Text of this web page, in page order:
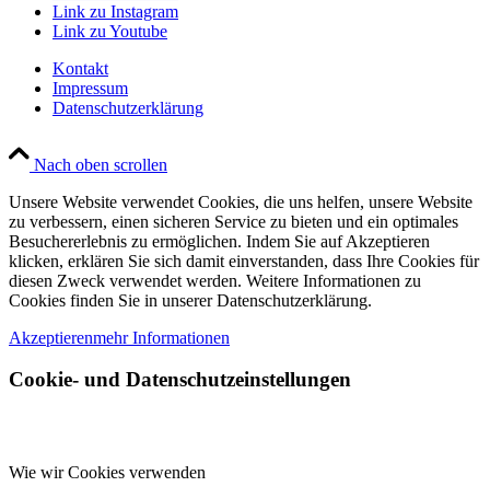
Link zu Instagram
Link zu Youtube
Kontakt
Impressum
Datenschutzerklärung
Nach oben scrollen
Unsere Website verwendet Cookies, die uns helfen, unsere Website
zu verbessern, einen sicheren Service zu bieten und ein optimales
Besuchererlebnis zu ermöglichen. Indem Sie auf Akzeptieren
klicken, erklären Sie sich damit einverstanden, dass Ihre Cookies für
diesen Zweck verwendet werden. Weitere Informationen zu
Cookies finden Sie in unserer Datenschutzerklärung.
Akzeptierenmehr Informationen
Cookie- und Datenschutzeinstellungen
Wie wir Cookies verwenden